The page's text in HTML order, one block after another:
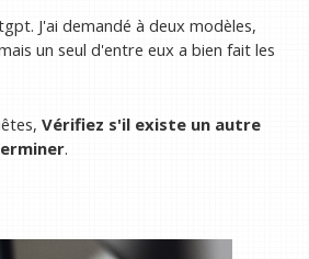
J'ai demandé à deux modèles,
un seul d'entre eux a bien fait les
Vérifiez s'il existe un autre
.